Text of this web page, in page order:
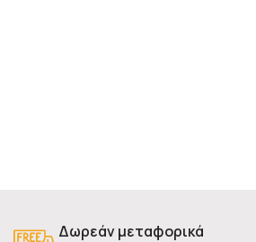
Δωρεάν μεταφορικά